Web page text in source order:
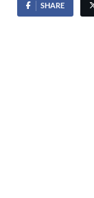
SHARE